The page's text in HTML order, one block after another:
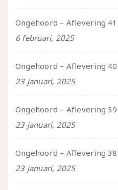
6 februari, 2025
23 januari, 2025
23 januari, 2025
23 januari, 2025